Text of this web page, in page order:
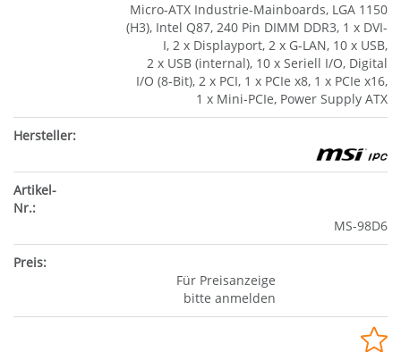
Micro-ATX Industrie-Mainboards, LGA 1150
(H3), Intel Q87, 240 Pin DIMM DDR3, 1 x DVI-
I, 2 x Displayport, 2 x G-LAN, 10 x USB,
2 x USB (internal), 10 x Seriell I/O, Digital
I/O (8-Bit), 2 x PCI, 1 x PCIe x8, 1 x PCIe x16,
1 x Mini-PCIe, Power Supply ATX
MS-98D6
Für Preisanzeige
bitte anmelden